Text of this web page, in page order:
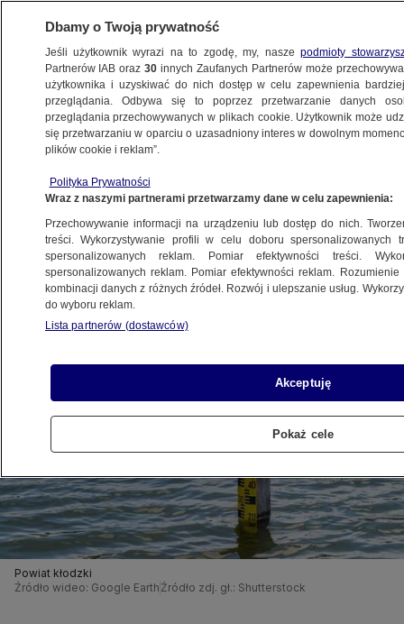
WROCŁAW
i alarmowe na rzekach. Pogotowie
przeciwpowodziowe w Kłodzku
21.12.2023, 17:37
Udostępnij
Powiat kłodzki
Źródło wideo: Google Earth Źródło zdj. gł.: Shutterstock
Dbamy o Twoją prywatność
Jeśli użytkownik wyrazi na to zgodę, my, naszepodmioty
Partnerów IAB oraz30 innych Zaufanych Partnerów może
użytkownika i uzyskiwać do nich dostęp w celu zapewnienia
przeglądania. Odbywa się to poprzez przetwarzanie danych
przeglądania przechowywanych w plikach cookie. Użytkownik może
się przetwarzaniu w oparciu o uzasadniony interes w dowolnym
plików cookie i reklam”.
Polityka Prywatności
Wraz z naszymi partnerami przetwarzamy dane w celu zapewnienia:
Przechowywanie informacji na urządzeniu lub dostęp do nich.
treści. Wykorzystywanie profili w celu doboru spersonalizowanych
spersonalizowanych reklam. Pomiar efektywności treści.
spersonalizowanych reklam. Pomiar efektywności reklam.
kombinacji danych z różnych źródeł. Rozwój i ulepszanie usług.
do wyboru reklam.
Lista partnerów (dostawców)
Akceptuję
Pokaż cele